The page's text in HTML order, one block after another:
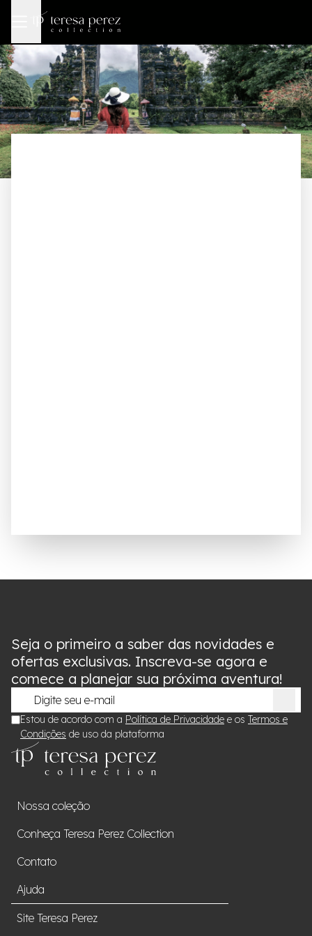
Nossa coleção
Conheça Teresa Perez Collection
Contato
Ajuda
Site Teresa Perez
Seja o primeiro a saber das novidades e
ofertas exclusivas. Inscreva-se agora e
comece a planejar sua próxima aventura!
Estou de acordo com a Política de Privacidade e os Termos e
Condições de uso da plataforma